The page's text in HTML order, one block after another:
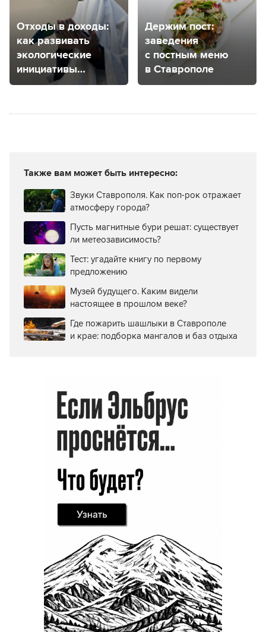
Отходы в доходы:
как развивать
экологические
инициативы
на Ставрополье
ли монетизировать
Держим пост:
заведения
с постным меню
в Ставрополе
Также вам может быть интересно:
Звуки Ставрополя. Как поп-рок отражает
атмосферу города?
Пусть магнитные бури решат: существует
ли метеозависимость?
Тест: угадайте книгу по первому
предложению
Музей будущего. Каким видели
настоящее в прошлом веке?
Где пожарить шашлыки в Ставрополе
и крае: подборка мангалов и баз отдыха